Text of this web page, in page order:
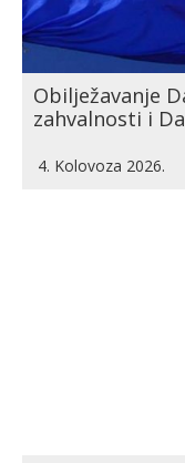
Obilježavanje
zahvalnosti i
4. Kolovoza 2026.